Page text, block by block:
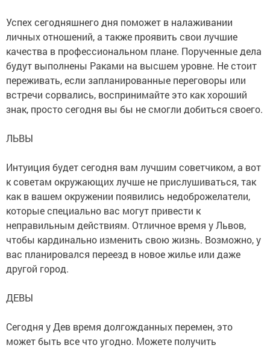
Успех сегодняшнего дня поможет в налаживании
личных отношений, а также проявить свои лучшие
качества в профессиональном плане. Порученные дела
будут выполнены Раками на высшем уровне. Не стоит
переживать, если запланированные переговоры или
встречи сорвались, воспринимайте это как хороший
знак, просто сегодня вы бы не смогли добиться своего.
ЛЬВЫ
Интуиция будет сегодня вам лучшим советчиком, а вот
к советам окружающих лучше не прислушиваться, так
как в вашем окружении появились недоброжелатели,
которые специально вас могут привести к
неправильным действиям. Отличное время у Львов,
чтобы кардинально изменить свою жизнь. Возможно, у
вас планировался переезд в новое жилье или даже
другой город.
ДЕВЫ
Сегодня у Дев время долгожданных перемен, это
может быть все что угодно. Можете получить